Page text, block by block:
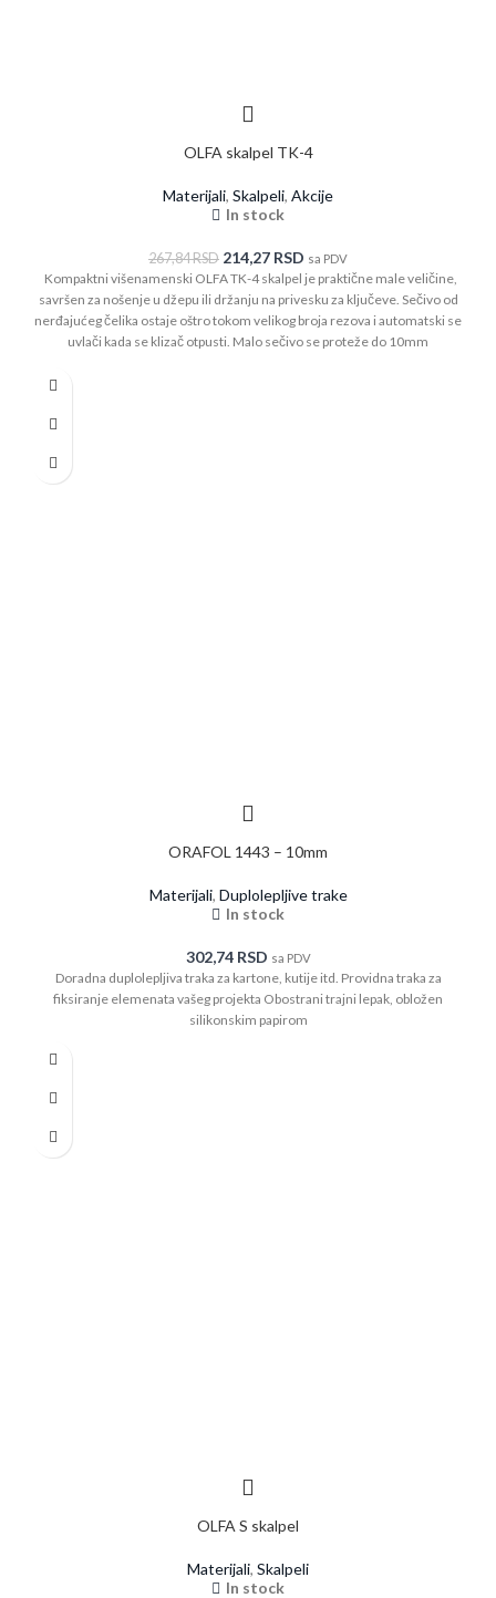
OLFA skalpel TK-4
Materijali, Skalpeli, Akcije
In stock
267,84RSD 214,27 RSD sa PDV
Kompaktni višenamenski OLFA TK-4 skalpel je praktične male veličine,
savršen za nošenje u džepu ili držanju na privesku za ključeve. Sečivo od
nerđajućeg čelika ostaje oštro tokom velikog broja rezova i automatski se
uvlači kada se klizač otpusti. Malo sečivo se proteže do 10mm
ORAFOL 1443 – 10mm
Materijali, Duplolepljive trake
In stock
302,74 RSD sa PDV
Doradna duplolepljiva traka za kartone, kutije itd. Providna traka za
fiksiranje elemenata vašeg projekta Obostrani trajni lepak, obložen
silikonskim papirom
OLFA S skalpel
Materijali, Skalpeli
In stock